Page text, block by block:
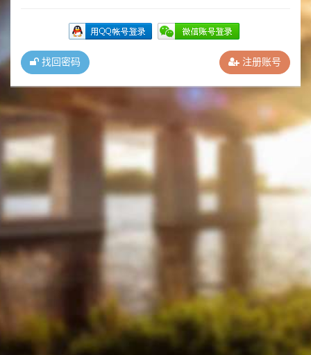
找回密码 注册账号